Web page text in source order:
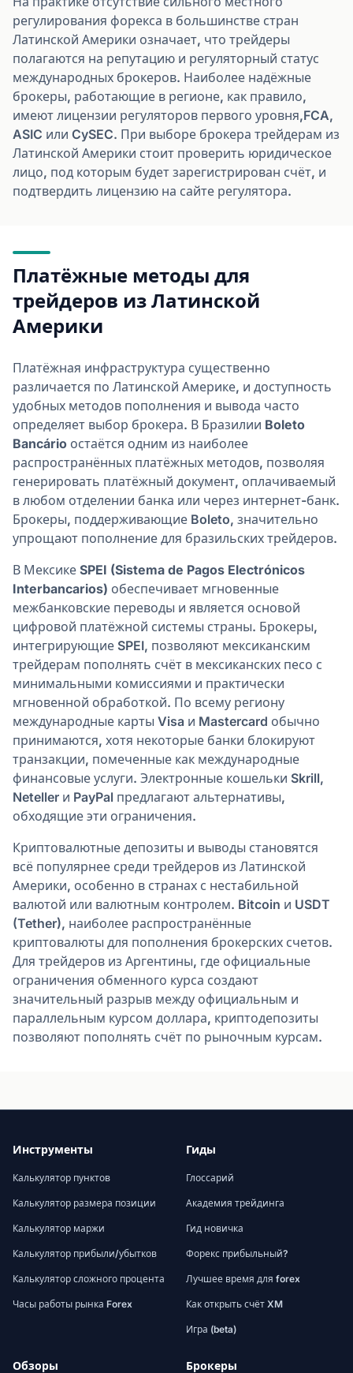
регулирования форекса в большинстве стран
Латинской Америки означает, что трейдеры
полагаются на репутацию и регуляторный статус
международных брокеров. Наиболее надёжные
брокеры, работающие в регионе, как правило,
имеют лицензии регуляторов первого уровня,FCA,
ASIC или CySEC. При выборе брокера трейдерам из
Латинской Америки стоит проверить юридическое
лицо, под которым будет зарегистрирован счёт, и
подтвердить лицензию на сайте регулятора.
Платёжные методы для
трейдеров из Латинской
Америки
Платёжная инфраструктура существенно
различается по Латинской Америке, и доступность
удобных методов пополнения и вывода часто
определяет выбор брокера. В Бразилии Boleto
Bancário остаётся одним из наиболее
распространённых платёжных методов, позволяя
генерировать платёжный документ, оплачиваемый
в любом отделении банка или через интернет-банк.
Брокеры, поддерживающие Boleto, значительно
упрощают пополнение для бразильских трейдеров.
В Мексике SPEI (Sistema de Pagos Electrónicos
Interbancarios) обеспечивает мгновенные
межбанковские переводы и является основой
цифровой платёжной системы страны. Брокеры,
интегрирующие SPEI, позволяют мексиканским
трейдерам пополнять счёт в мексиканских песо с
минимальными комиссиями и практически
мгновенной обработкой. По всему региону
международные карты Visa и Mastercard обычно
принимаются, хотя некоторые банки блокируют
транзакции, помеченные как международные
финансовые услуги. Электронные кошельки Skrill,
Neteller и PayPal предлагают альтернативы,
обходящие эти ограничения.
Криптовалютные депозиты и выводы становятся
всё популярнее среди трейдеров из Латинской
Америки, особенно в странах с нестабильной
валютой или валютным контролем. Bitcoin и USDT
(Tether), наиболее распространённые
криптовалюты для пополнения брокерских счетов.
Для трейдеров из Аргентины, где официальные
ограничения обменного курса создают
значительный разрыв между официальным и
параллельным курсом доллара, криптодепозиты
позволяют пополнять счёт по рыночным курсам.
Инструменты
Калькулятор пунктов
Калькулятор размера позиции
Калькулятор маржи
Калькулятор прибыли/убытков
Калькулятор сложного процента
Часы работы рынка Forex
Гиды
Глоссарий
Академия трейдинга
Гид новичка
Форекс прибыльный?
Лучшее время для forex
Как открыть счёт XM
Игра (beta)
Обзоры Брокеры